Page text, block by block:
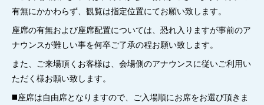
有無にかかわらず、観覧は指定位置にてお願い致します。
座席の有無および座席配置については、恐れ入りますが事前のア
ナウンスが難しい事を何卒ご了承の程お願い致します。
また、ご来場頂くお客様は、会場側のアナウンスに従いご利用い
ただく様お願い致します。
◼️座席は自由席となりますので、ご入場順にお席をお選び頂きま